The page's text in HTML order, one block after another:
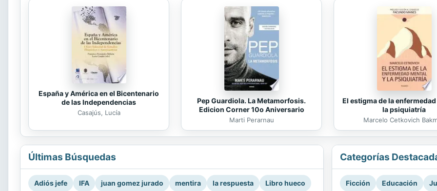
España y América en el Bicentenario
de las Independencias
Casajús, Lucía
Pep Guardiola. La Metamorfosis.
Edicion Corner 10o Aniversario
Marti Perarnau
El estigma de la
la psiquiatría
Marcelo Cetkovich
Últimas Búsquedas
Adiós jefe IFA juan gomez jurado mentira la respuesta Libro hueco
Categorías
Ficción Educación